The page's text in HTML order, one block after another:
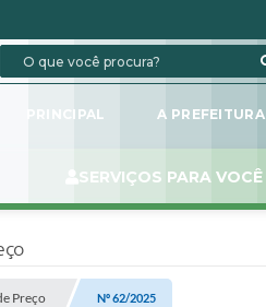
PRINCIPAL A PREFEITURA
SERVIÇOS PARA VOCÊ
Preço Nº 62/2025